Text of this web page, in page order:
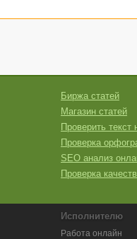
Биржа статей
Магазин статей
Проверить текст
Проверка
SEO анализ
Проверка
Исполнителю
Работа онлайн